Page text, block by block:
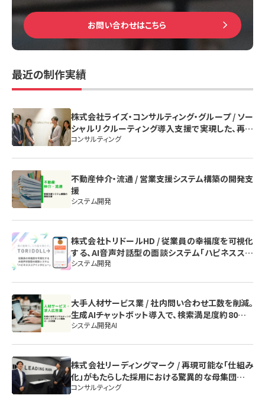
お問い合わせはこちら
最近の制作実績
株式会社ライズ・コンサルティング・グループ / ソー
シャルリクルーティング導入支援で実現した、再現
性のある採用体制の構築
コンサルティング
不動産仲介・流通 / 営業支援システム構築の開発支
援
システム開発
株式会社トリドールHD / 従業員の幸福度を可視化
する、AI音声対話型の面談システム「ハピネススコ
アインタビュー」
システム開発
大手人材サービス業 / 社内問い合わせ工数を削減。
生成AIチャットボット導入で、検索満足度約80%を
実現した「伴走型」開発
システム開発AI
株式会社リーディングマーク / 再現可能な「仕組み
化」がもたらした採用における驚異的な母集団形成
～プロセス構築
コンサルティング